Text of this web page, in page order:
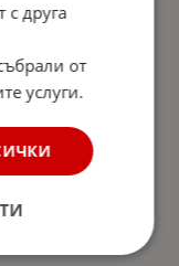
профил на
дълъг
и твърда
по-удобна и
друга
от
услуги.